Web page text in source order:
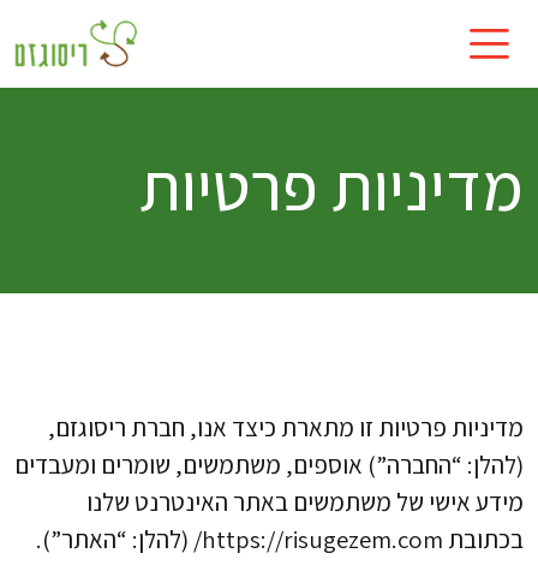
מדיניות פרטיות
מדיניות פרטיות זו מתארת כיצד אנו, חברת ריסוגזם,
(להלן: “החברה”) אוספים, משתמשים, שומרים ומעבדים
מידע אישי של משתמשים באתר האינטרנט שלנו
בכתובת https://risugezem.com/ (להלן: “האתר”).